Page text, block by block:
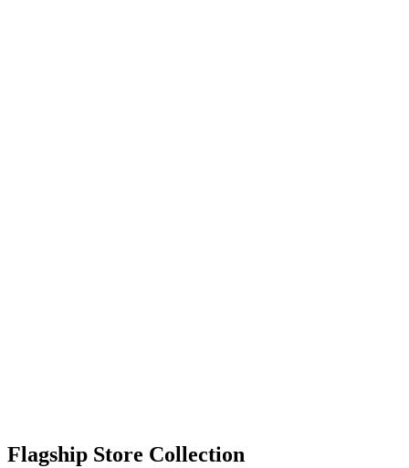
Flagship Store Collection